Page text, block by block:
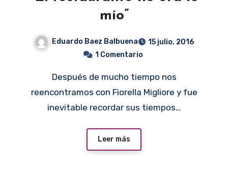
mío”
Eduardo Baez Balbuena
15 julio, 2016
1 Comentario
Después de mucho tiempo nos
reencontramos con Fiorella Migliore y fue
inevitable recordar sus tiempos…
Leer más